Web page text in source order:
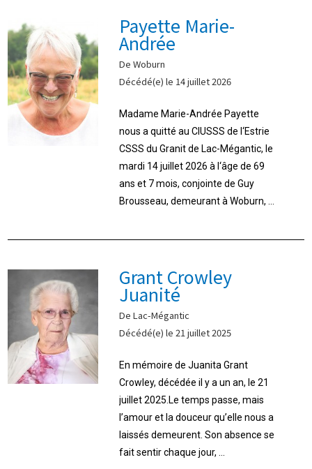
Payette Marie-
Andrée
De Woburn
Décédé(e) le 14 juillet 2026
Madame Marie-Andrée Payette
nous a quitté au CIUSSS de l‘Estrie
CSSS du Granit de Lac-Mégantic, le
mardi 14 juillet 2026 à l‘âge de 69
ans et 7 mois, conjointe de Guy
Brousseau, demeurant à Woburn, ...
Grant Crowley
Juanité
De Lac-Mégantic
Décédé(e) le 21 juillet 2025
En mémoire de Juanita Grant
Crowley, décédée il y a un an, le 21
juillet 2025.Le temps passe, mais
l’amour et la douceur qu’elle nous a
laissés demeurent. Son absence se
fait sentir chaque jour, ...